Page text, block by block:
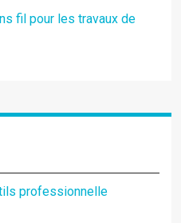
fil pour les travaux de
professionnelle